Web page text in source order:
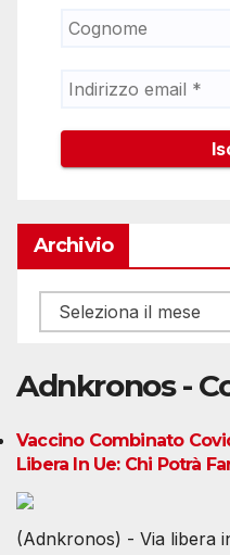
Archivio
Archivio
Adnkronos -
Vaccino Combinato
Libera In Ue: Chi Potrà
(Adnkronos) - Via libera